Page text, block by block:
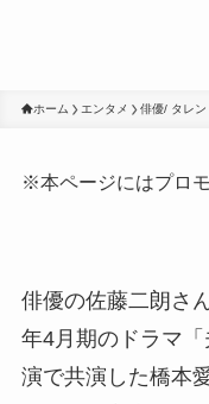
ホーム エンタメ 俳優/ タレン
※本ページにはプロ
俳優の佐藤二朗さ
年4月期のドラマ
演で共演した橋本